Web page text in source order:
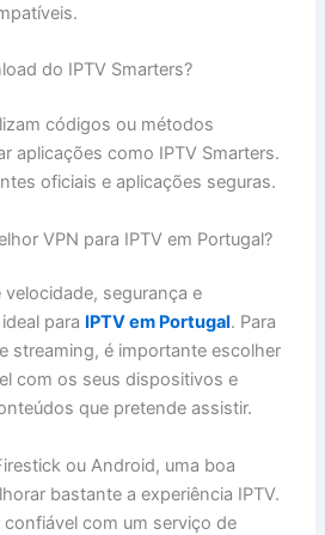
do IPTV Smarters?
códigos ou métodos
aplicações como IPTV Smarters.
oficiais e aplicações seguras.
VPN para IPTV em Portugal?
velocidade, segurança e
para IPTV em Portugal. Para
streaming, é importante escolher
com os seus dispositivos e
que pretende assistir.
ou Android, uma boa
bastante a experiência IPTV.
com um serviço de